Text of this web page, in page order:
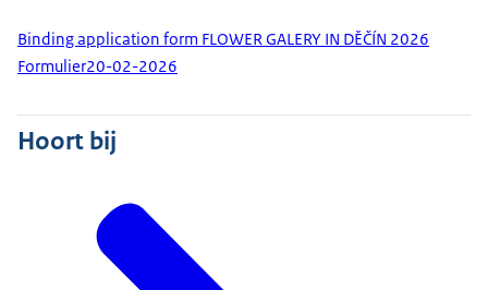
Binding application form FLOWER GALERY IN DĚČÍN 2026
Formulier20-02-2026
Hoort bij